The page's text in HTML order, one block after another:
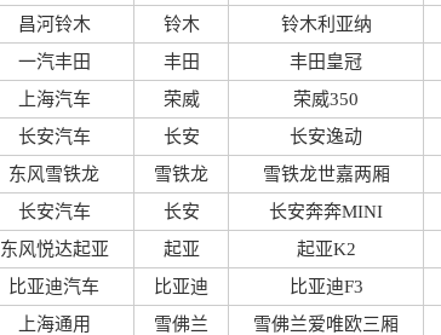
昌河铃木 铃木 铃木利亚纳
一汽丰田 丰田 丰田皇冠
上海汽车 荣威 荣威350
长安汽车 长安 长安逸动
东风雪铁龙 雪铁龙 雪铁龙世嘉两厢
长安汽车 长安 长安奔奔MINI
东风悦达起亚 起亚 起亚K2
比亚迪汽车 比亚迪 比亚迪F3
上海通用 雪佛兰 雪佛兰爱唯欧三厢